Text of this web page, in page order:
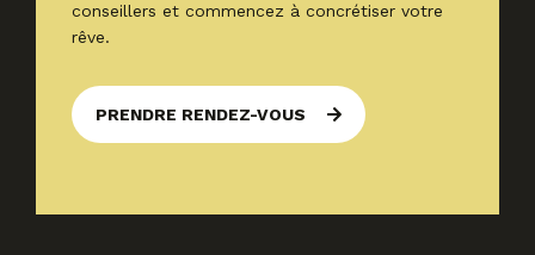
conseillers et commencez à concrétiser votre
rêve.
PRENDRE RENDEZ-VOUS